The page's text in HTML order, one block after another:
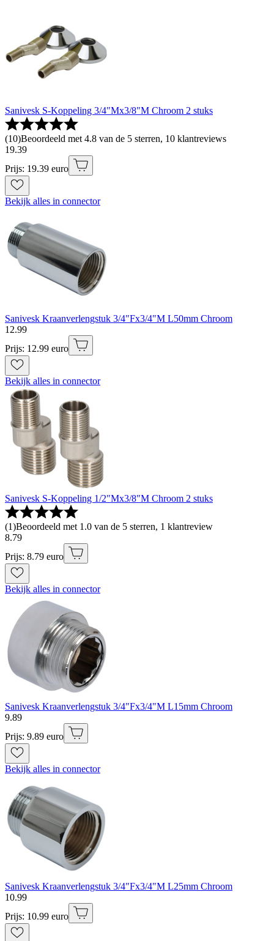
Sanivesk S-Koppeling 3/4"Mx3/8"M Chroom 2 stuks
(10)Beoordeeld met 4.8 van de 5 sterren, 10 klantreviews
19.39
Prijs: 19.39 euro
Bekijk alles in connector
Sanivesk Kraanverlengstuk 3/4"Fx3/4"M L50mm Chroom
12.99
Prijs: 12.99 euro
Bekijk alles in connector
Sanivesk S-Koppeling 1/2"Mx3/8"M Chroom 2 stuks
(1)Beoordeeld met 1.0 van de 5 sterren, 1 klantreview
8.79
Prijs: 8.79 euro
Bekijk alles in connector
Sanivesk Kraanverlengstuk 3/4"Fx3/4"M L15mm Chroom
9.89
Prijs: 9.89 euro
Bekijk alles in connector
Sanivesk Kraanverlengstuk 3/4"Fx3/4"M L25mm Chroom
10.99
Prijs: 10.99 euro